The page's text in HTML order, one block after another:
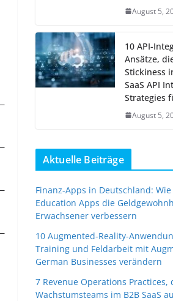
August 5,
10 API-
Ansätze,
Stickiness
SaaS API
Strategies
August 5,
Aktuelle Beiträge
Finanz-Apps in Deutschland:
Education Apps die
Erwachsener verbessern
10 Augmented-Reality-
Training und Feldarbeit mit
German Businesses verändern
7 Revenue Operations Practices,
Wachstumsteams im B2B SaaS